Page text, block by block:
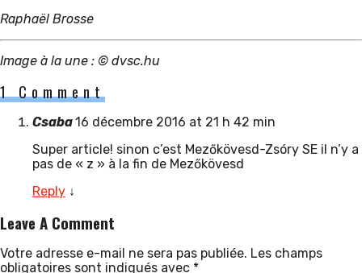
Raphaël Brosse
Image à la une : © dvsc.hu
1 Comment
Csaba16 décembre 2016 at 21 h 42 min
Super article! sinon c’est Mezőkövesd-Zsóry SE il n’y a
pas de « z » à la fin de Mezőkövesd
Reply ↓
Leave A Comment
Votre adresse e-mail ne sera pas publiée. Les champs
obligatoires sont indiqués avec *